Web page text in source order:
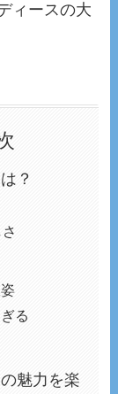
ィースの大
？
る
魅力を楽